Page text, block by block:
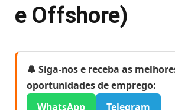
e Offshore)
🔔 Siga-nos e receba as
oportunidades de emprego:
WhatsApp
Telegram